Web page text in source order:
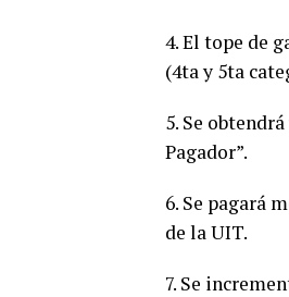
4. El tope de
(4ta y 5ta
5. Se
Pagador”.
6. Se pagará
de la UIT.
7. Se